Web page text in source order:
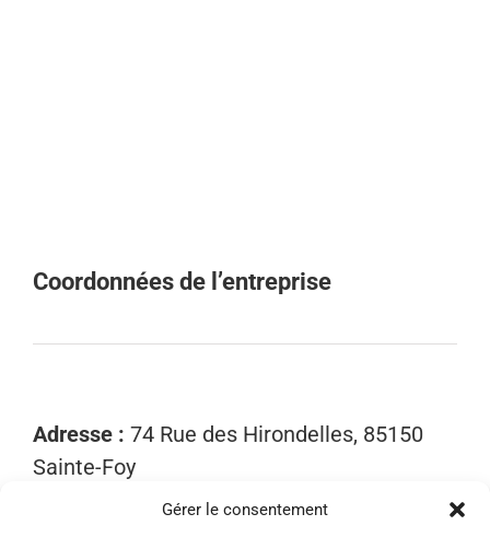
Gérer le consentement
Coordonnées de l’entreprise
Adresse : 74 Rue des Hirondelles, 85150
Sainte-Foy